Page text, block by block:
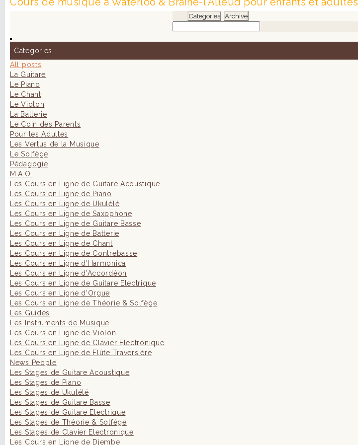
Categories Archive
Categories
All posts
La Guitare
Le Piano
Le Chant
Le Violon
La Batterie
Le Coin des Parents
Pour les Adultes
Les Vertus de la Musique
Le Solfège
Pédagogie
M.A.O.
Les Cours en Ligne de Guitare Acoustique
Les Cours en Ligne de Piano
Les Cours en Ligne de Ukulélé
Les Cours en Ligne de Saxophone
Les Cours en Ligne de Guitare Basse
Les Cours en Ligne de Batterie
Les Cours en Ligne de Chant
Les Cours en Ligne de Contrebasse
Les Cours en Ligne d'Harmonica
Les Cours en Ligne d'Accordéon
Les Cours en Ligne de Guitare Electrique
Les Cours en Ligne d'Orgue
Les Cours en Ligne de Théorie & Solfège
Les Guides
Les Instruments de Musique
Les Cours en Ligne de Violon
Les Cours en Ligne de Clavier Electronique
Les Cours en Ligne de Flûte Traversière
News People
Les Stages de Guitare Acoustique
Les Stages de Piano
Les Stages de Ukulélé
Les Stages de Guitare Basse
Les Stages de Guitare Electrique
Les Stages de Théorie & Solfège
Les Stages de Clavier Electronique
Les Cours en Ligne de Djembe